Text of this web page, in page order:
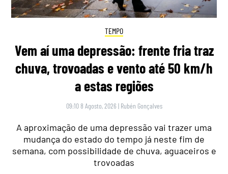
TEMPO
Vem aí uma depressão: frente fria traz
chuva, trovoadas e vento até 50 km/h
a estas regiões
09:10 8 Agosto, 2026 | Rubén Gonçalves
A aproximação de uma depressão vai trazer uma
mudança do estado do tempo já neste fim de
semana, com possibilidade de chuva, aguaceiros e
trovoadas